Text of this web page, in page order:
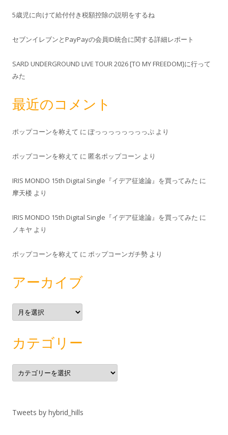
5歳児に向けて給付付き税額控除の説明をするね
セブンイレブンとPayPayの会員ID統合に関する詳細レポート
SARD UNDERGROUND LIVE TOUR 2026 [TO MY FREEDOM]に行って
みた
最近のコメント
ポップコーンを称えて に ぽっっっっっっっっぷ より
ポップコーンを称えて に 匿名ポップコーン より
IRIS MONDO 15th Digital Single『イデア征途論』を買ってみた に
摩天楼 より
IRIS MONDO 15th Digital Single『イデア征途論』を買ってみた に
ノキヤ より
ポップコーンを称えて に ポップコーンガチ勢 より
アーカイブ
ア
ー
カ
カテゴリー
カ
テ
ゴ
Tweets by hybrid_hills